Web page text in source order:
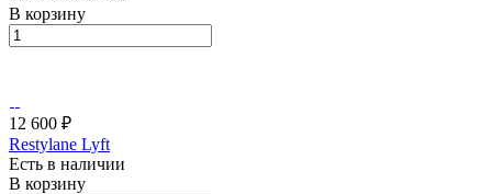
В корзину
12 600 ₽
Restylane Lyft
Есть в наличии
В корзину